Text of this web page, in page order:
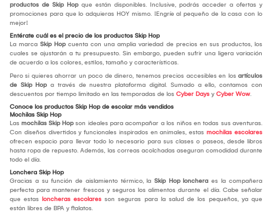
productos de Skip Hopque están disponibles. Inclusive, podrás acceder a ofertas y
promociones para que lo adquieras HOY mismo. ¡Engríe al pequeño de la casa con lo
mejor!
Entérate cuál es el precio de los productos Skip Hop
La marca Skip Hopcuenta con una amplia variedad de precios en sus productos, los
cuales se ajustarán a tu presupuesto. Sin embargo, pueden sufrir una ligera variación
de acuerdo a los colores, estilos, tamaño y características.
Pero si quieres ahorrar un poco de dinero, tenemos precios accesibles en los artículos
de Skip Hop a través de nuestra plataforma digital. Sumado a ello, contamos con
descuentos por tiempo limitado en las temporadas de los Cyber Days y Cyber Wow.
Conoce los productos Skip Hop de escolar más vendidos
Mochilas Skip Hop
Las mochilas Skip Hopson ideales para acompañar a los niños en todas sus aventuras.
Con diseños divertidos y funcionales inspirados en animales, estas mochilas escolares
ofrecen espacio para llevar todo lo necesario para sus clases o paseos, desde libros
hasta ropa de repuesto. Además, las correas acolchadas aseguran comodidad durante
todo el día.
Lonchera Skip Hop
Gracias a su función de aislamiento térmico, la Skip Hop lonchera es la compañera
perfecta para mantener frescos y seguros los alimentos durante el día. Cabe señalar
que estas loncheras escolares son seguras para la salud de los pequeños, ya que
están libres de BPA y ftalatos.